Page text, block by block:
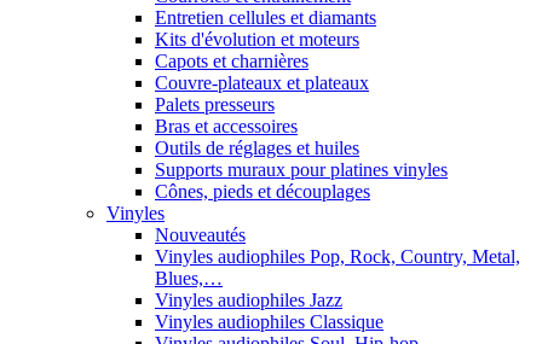
Entretien cellules et diamants
Kits d'évolution et moteurs
Capots et charnières
Couvre-plateaux et plateaux
Palets presseurs
Bras et accessoires
Outils de réglages et huiles
Supports muraux pour platines vinyles
Cônes, pieds et découplages
Vinyles
Nouveautés
Vinyles audiophiles Pop, Rock, Country, Metal,
Blues,…
Vinyles audiophiles Jazz
Vinyles audiophiles Classique